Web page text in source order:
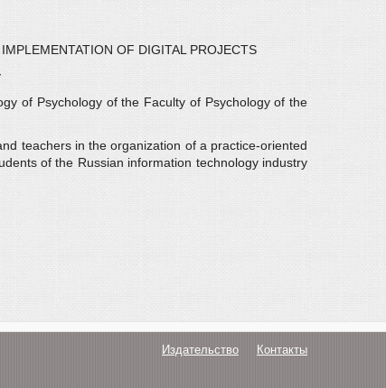
OF DIGITAL PROJECTS
of Psychology of the Faculty of Psychology of the
teachers in the organization of a practice-oriented
of the Russian information technology industry
Издательство Контакты